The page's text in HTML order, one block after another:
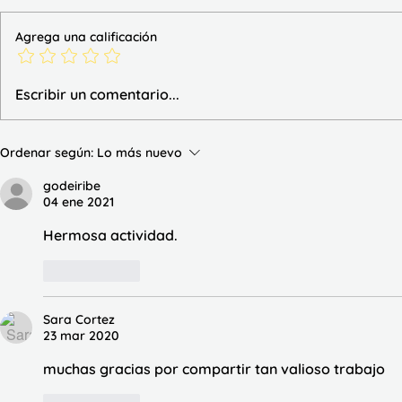
Actividades de las tablas de
multiplicar
Agrega una calificación
Escribir un comentario...
Ordenar según: Lo más nuevo
godeiribe
04 ene 2021
Hermosa actividad.
Sara Cortez
23 mar 2020
muchas gracias por compartir tan valioso trabajo